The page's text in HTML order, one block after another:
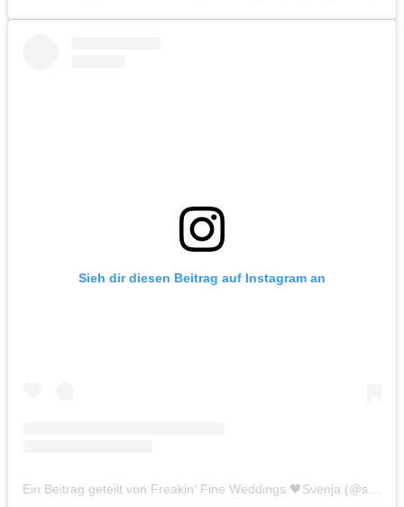
Sieh dir diesen Beitrag auf Instagram an
Ein Beitrag geteilt von Freakin‘ Fine Weddings 🖤Svenja (@svenjas_welt)